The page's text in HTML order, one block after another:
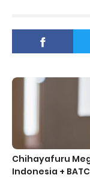
Chihayafuru
Indonesia +